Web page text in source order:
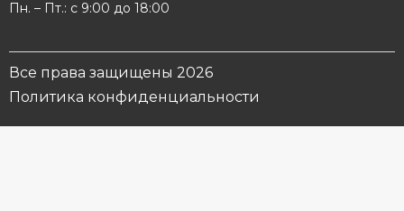
Пн. – Пт.: с 9:00 до 18:00
Все права защищены 2026
Политика конфиденциальности